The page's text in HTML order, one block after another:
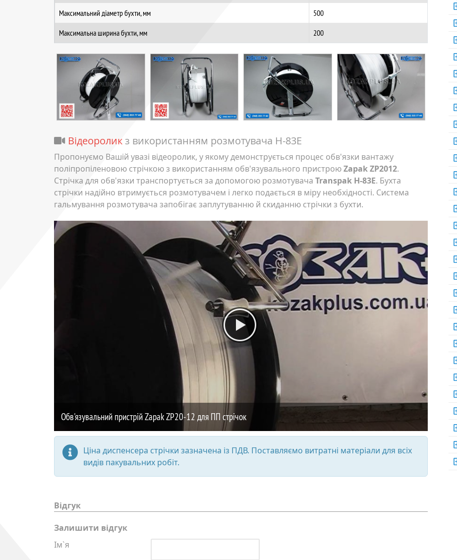
Максимальний діаметр бухти, мм
500
Максимальна ширина бухти, мм
200
Відеоролик з використанням розмотувача H-83E
Пропонуємо Вашій увазі відеоролик, у якому демонструється процес обв'язки вантажу
поліпропіленовою стрічкою з використанням обв'язувального пристроюZapak ZP2012.
Стрічка для обв'язки транспортується за допомогою розмотувача Transpak H-83E. Бухта
стрічки надійно втримується розмотувачем і легко подається в міру необхідності. Система
гальмування розмотувача запобігає заплутуванню й скиданню стрічки з бухти.
Ціна диспенсера стрічки зазначена із ПДВ. Поставляємо витратні матеріали для всіх
видів пакувальних робіт.
Відгук
Залишити відгук
Ім`я